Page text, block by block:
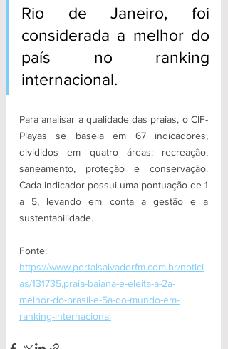
Rio de Janeiro, foi
considerada a melhor do
país no ranking
internacional.
Para analisar a qualidade das praias, o CIF-
Playas se baseia em 67 indicadores,
divididos em quatro áreas: recreação,
saneamento, proteção e conservação.
Cada indicador possui uma pontuação de 1
a 5, levando em conta a gestão e a
sustentabilidade.
https://www.portalsalvadorfm.com.br/notici
as/131735,praia-baiana-e-eleita-a-2a-
melhor-do-brasil-e-5a-do-mundo-em-
ranking-internacional